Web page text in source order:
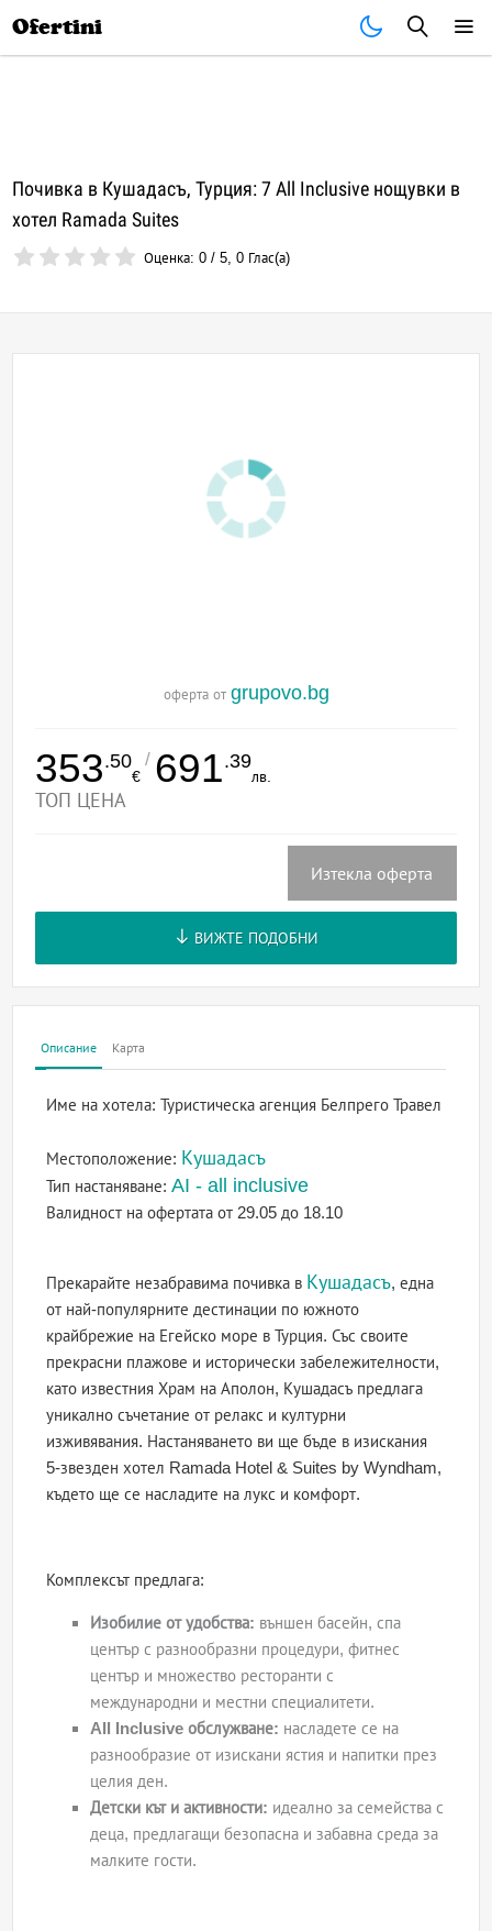
Ofertini
Почивка в Кушадасъ, Турция: 7 All Inclusive нощувки в
хотел Ramada Suites
Оценка:0 /5,0 Глас(а)
оферта от grupovo.bg
353.50
€
/ 691.39
лв.
ТОП ЦЕНА
Изтекла оферта
ВИЖТЕ ПОДОБНИ
Описание Карта
Име на хотела:Туристическа агенция Белпрего Травел
Местоположение: Кушадасъ
Тип настаняване:AI - all inclusive
Валидност на офертатаот 29.05 до 18.10
Прекарайте незабравима почивка в Кушадасъ, една
от най-популярните дестинации по южното
крайбрежие на Егейско море в Турция. Със своите
прекрасни плажове и исторически забележителности,
като известния Храм на Аполон, Кушадасъ предлага
уникално съчетание от релакс и културни
изживявания. Настаняването ви ще бъде в изискания
5-звезден хотел Ramada Hotel & Suites by Wyndham,
където ще се насладите на лукс и комфорт.
Комплексът предлага:
Изобилие от удобства: външен басейн, спа
център с разнообразни процедури, фитнес
център и множество ресторанти с
международни и местни специалитети.
All Inclusive обслужване: насладете се на
разнообразие от изискани ястия и напитки през
целия ден.
Детски кът и активности: идеално за семейства с
деца, предлагащи безопасна и забавна среда за
малките гости.